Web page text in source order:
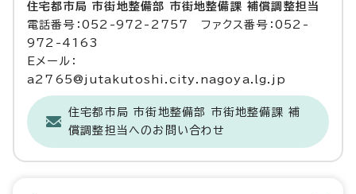
住宅都市局 市街地整備部 市街地整備課 補償調整担当
電話番号：052-972-2757 ファクス番号：052-
972-4163
Eメール：
a2765@jutakutoshi.city.nagoya.lg.jp
住宅都市局 市街地整備部 市街地整備課 補
償調整担当へのお問い合わせ